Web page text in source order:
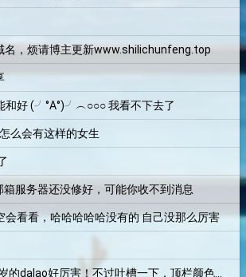
名，烦请博主更新www.shilichunfeng.top
和好 (╯°A°)╯︵○○○ 我看不下去了
么会有这样的女生
箱服务器还没修好，可能你收不到消息
会看看，哈哈哈哈哈没有的 自己没那么厉害